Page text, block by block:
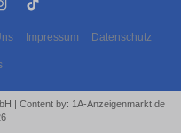
Impressum Datenschutz
| Content by: 1A-Anzeigenmarkt.de